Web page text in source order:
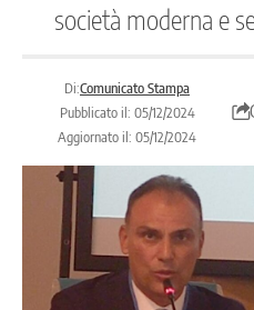
società moderna e
Di:Comunicato Stampa
Pubblicato il: 05/12/2024
Aggiornato il: 05/12/2024